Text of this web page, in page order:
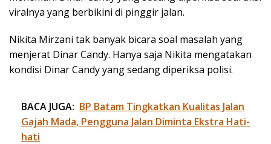
viralnya yang berbikini di pinggir jalan.
Nikita Mirzani tak banyak bicara soal masalah yang
menjerat Dinar Candy. Hanya saja Nikita mengatakan
kondisi Dinar Candy yang sedang diperiksa polisi.
BACA JUGA: BP Batam Tingkatkan Kualitas Jalan
Gajah Mada, Pengguna Jalan Diminta Ekstra Hati-
hati